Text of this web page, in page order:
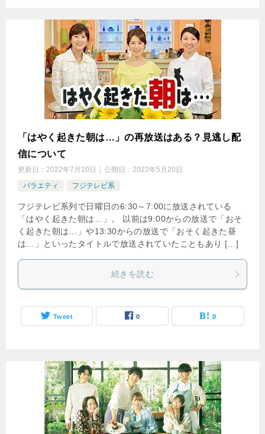
「はやく起きた朝は…」の再放送はある？見逃し配
信について
更新日： 2022年7月10日 公開日： 2022年5月20日
バラエティ
フジテレビ系
フジテレビ系列で日曜日の6:30～7:00に放送されている
「はやく起きた朝は…」。 以前は9:00からの放送で「おそ
く起きた朝は…」や13:30からの放送で「おそく起きた昼
は…」といったタイトルで放送されていたこともあり […]
続きを読む
Tweet 0 0